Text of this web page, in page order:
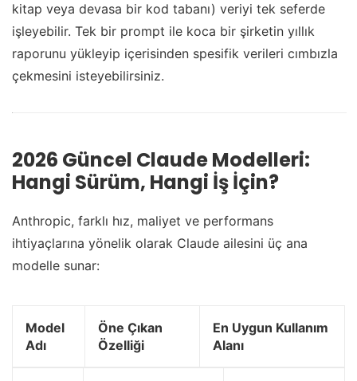
kitap veya devasa bir kod tabanı) veriyi tek seferde
işleyebilir. Tek bir prompt ile koca bir şirketin yıllık
raporunu yükleyip içerisinden spesifik verileri cımbızla
çekmesini isteyebilirsiniz.
2026 Güncel Claude Modelleri:
Hangi Sürüm, Hangi İş İçin?
Anthropic, farklı hız, maliyet ve performans
ihtiyaçlarına yönelik olarak Claude ailesini üç ana
modelle sunar:
Model
Adı
Öne Çıkan
Özelliği
En Uygun Kullanım
Alanı